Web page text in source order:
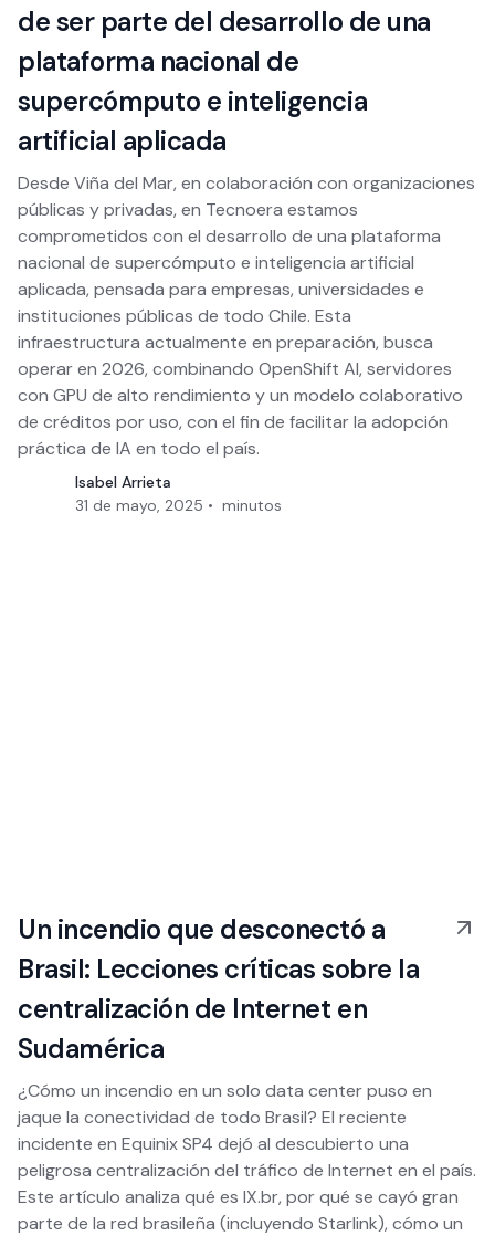
de ser parte del desarrollo de una
plataforma nacional de
supercómputo e inteligencia
artificial aplicada
Desde Viña del Mar, en colaboración con organizaciones
públicas y privadas, en Tecnoera estamos
comprometidos con el desarrollo de una plataforma
nacional de supercómputo e inteligencia artificial
aplicada, pensada para empresas, universidades e
instituciones públicas de todo Chile. Esta
infraestructura actualmente en preparación, busca
operar en 2026, combinando OpenShift AI, servidores
con GPU de alto rendimiento y un modelo colaborativo
de créditos por uso, con el fin de facilitar la adopción
práctica de IA en todo el país.
Isabel Arrieta
31 de mayo, 2025 • minutos
Un incendio que desconectó a
Brasil: Lecciones críticas sobre la
centralización de Internet en
Sudamérica
¿Cómo un incendio en un solo data center puso en
jaque la conectividad de todo Brasil? El reciente
incidente en Equinix SP4 dejó al descubierto una
peligrosa centralización del tráfico de Internet en el país.
Este artículo analiza qué es IX.br, por qué se cayó gran
parte de la red brasileña (incluyendo Starlink), cómo un